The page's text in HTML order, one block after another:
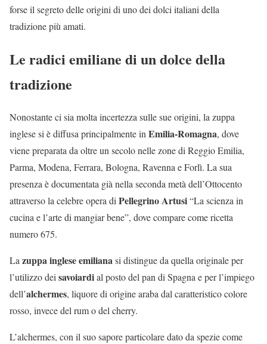
forse il segreto delle origini di uno dei dolci italiani della
tradizione più amati.
Le radici emiliane di un dolce della
tradizione
Nonostante ci sia molta incertezza sulle sue origini, la zuppa
inglese si è diffusa principalmente in Emilia-Romagna, dove
viene preparata da oltre un secolo nelle zone di Reggio Emilia,
Parma, Modena, Ferrara, Bologna, Ravenna e Forlì. La sua
presenza è documentata già nella seconda metà dell’Ottocento
attraverso la celebre opera di Pellegrino Artusi“La scienza in
cucina e l’arte di mangiar bene”, dove compare come ricetta
numero 675.
La zuppa inglese emilianasi distingue da quella originale per
l’utilizzo dei savoiardial posto del pan di Spagna e per l’impiego
dell’alchermes, liquore di origine araba dal caratteristico colore
rosso, invece del rum o del cherry.
L’alchermes, con il suo sapore particolare dato da spezie come